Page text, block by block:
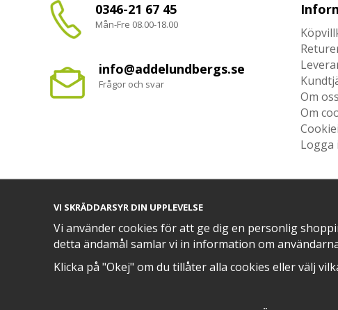
0346-21 67 45
Mån-Fre 08.00-18.00
info@addelundbergs.se
Frågor och svar
Om oss
Om
Logga
VI SKRÄDDARSYR DIN UPPLEVELSE
Vi använder cookies för att ge dig en personlig
detta ändamål samlar vi in information om
Klicka på "Okej" om du tillåter alla cookies eller välj